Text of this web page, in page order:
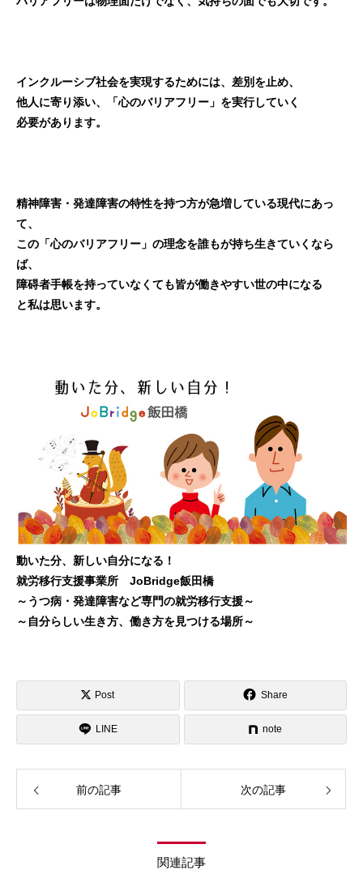
インクルーシブ社会を実現するためには、差別を止め、
他人に寄り添い、「心のバリアフリー」を実行していく
必要があります。
精神障害・発達障害の特性を持つ方が急増している現代にあっ
て、
この「心のバリアフリー」の理念を誰もが持ち生きていくなら
ば、
障碍者手帳を持っていなくても皆が働きやすい世の中になる
と私は思います。
動いた分、新しい自分になる！
就労移行支援事業所 JoBridge飯田橋
～うつ病・発達障害など専門の就労移行支援～
～自分らしい生き方、働き方を見つける場所～
Post Share
LINE note
前の記事 次の記事
関連記事